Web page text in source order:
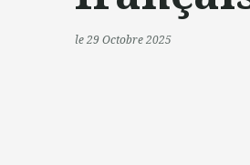
le 29 Octobre 2025